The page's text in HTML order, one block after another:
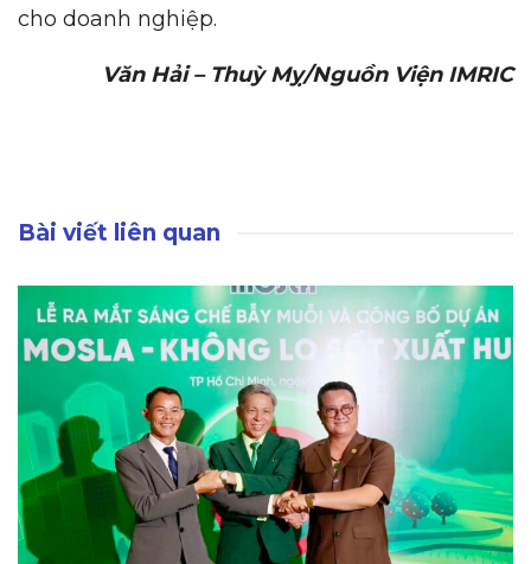
cho doanh nghiệp.
Văn Hải – Thuỳ Mỵ/Nguồn Viện IMRIC
Bài viết liên quan